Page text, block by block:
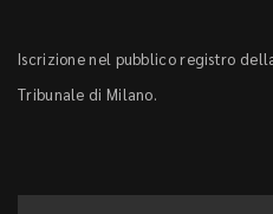
Iscrizione nel pubblico registro
Tribunale di Milano.